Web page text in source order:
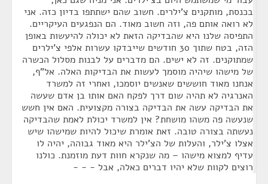
בכנסת, מותקנים צ'ילרים. חשוב שהם ישתתפו בדיון כזה. אני
לא רואה אותם פה, וזה חשוב מאוד. הם הנפגעים העיקריים.
התפיסה שלנו היא שהבדיקה הזאת לא יכולה להיעשות באופן
הזה, בטח שתוך 30 חודשים שייבדקו עשרות אלפי צ'ילרים
שמתוקנים. זה לא ישים. הם מדברים על לבנות מסלול הכשרה
של מישהו שיהיה מוסמך לעשות את הבדיקות האלה. אל"ף,
אנחנו מאוד חוששים שאנשים יוסמכו, ואחרי זה למשרד
האנרגיה לא תהיה שום דרך לפקח האם אותו בן אדם שעשה
את הבדיקה עשה את הבדיקה בצורה מקצועית. האם אין חשש
שנעשה פה משהו מושחת? אין למשרד יכולת לאמת שהבדיקה
נעשתה בצורה טובה. זאת אומרת שיכול להיות שמישהו שיש
אצלו צ'ילר, והעלות של הצ'ילר היא מאוד גבוהה, יהיה לו
עדיף למצוא מישהו – מה שנקרא חוות דעת מוזמנת. כולנו
רוצים לקוות שלא יהיו דברים כאלה, אבל - - -